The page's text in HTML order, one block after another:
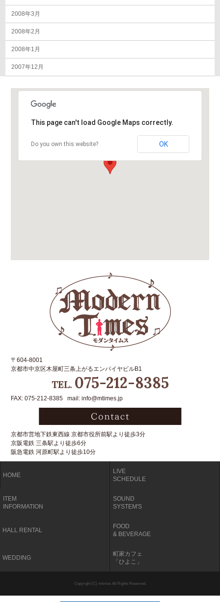
2008年3月
2008年2月
2008年1月
2007年12月
This page can't load Google Maps correctly.
Do you own this website? OK
〒604-8001
京都市中京区木屋町三条上がるエンパイヤビルB1
TEL. 075-212-8385
FAX: 075-212-8385 mail: info@mtimes.jp
京都市営地下鉄東西線 京都市役所前駅より徒歩3分
京阪電鉄 三条駅より徒歩6分
阪急電鉄 河原町駅より徒歩10分
HOME
LIVE
SCHEDULE
ITEM
INFORMATION
SOUND
SYSTEM'S
HALL RENTAL
FOOD
& BEVERAGE
WEDDING
町家カフェ
「ひよこ」
Copyright (C) mtimes All Rights Reserved.